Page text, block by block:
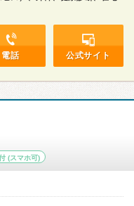
電話 公式サイト
(スマホ可)